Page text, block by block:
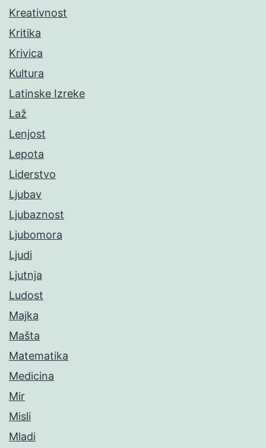
Kreativnost
Kritika
Krivica
Kultura
Latinske Izreke
Laž
Lenjost
Lepota
Liderstvo
Ljubav
Ljubaznost
Ljubomora
Ljudi
Ljutnja
Ludost
Majka
Mašta
Matematika
Medicina
Mir
Misli
Mladi